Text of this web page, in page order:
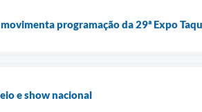
programação da 29ª Expo
e show nacional